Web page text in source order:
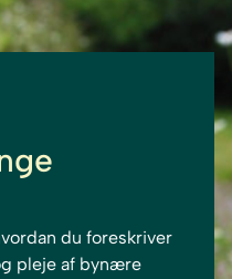
du foreskriver
pleje af bynære